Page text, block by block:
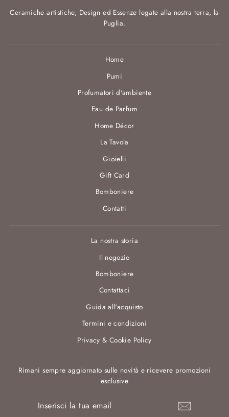
Ceramiche artistiche, Design ed Essenze legate alla nostra terra, la
Puglia.
Home
Pumi
Profumatori d'ambiente
Eau de Parfum
Home Décor
La Tavola
Gioielli
Gift Card
Bomboniere
Contatti
La nostra storia
Il negozio
Bomboniere
Contattaci
Guida all'acquisto
Termini e condizioni
Privacy & Cookie Policy
Rimani sempre aggiornato sulle novità e ricevere promozioni
esclusive